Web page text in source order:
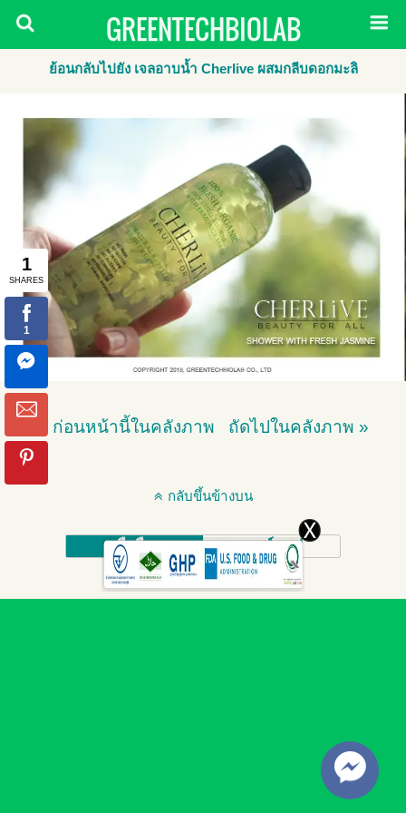
GREENTECHBIOLAB
ย้อนกลับไปยัง เจลอาบน้ำ Cherlive ผสมกลีบดอกมะลิ
« ก่อนหน้านี้ในคลังภาพ ถัดไปในคลังภาพ »
กลับขึ้นข้างบน
มือถือ เดสก์ทอป